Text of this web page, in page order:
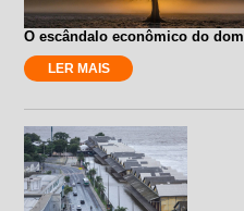
O escândalo econômico do dom
LER MAIS